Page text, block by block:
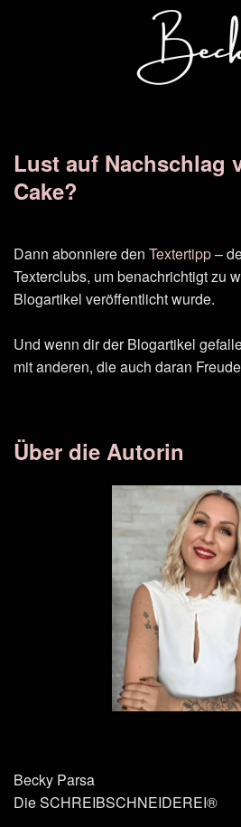
Lust auf Nachschlag
Cake?
Dann abonniere den Textertipp–
Texterclubs, um benachrichtigt zu
Blogartikel veröffentlicht wurde.
Und wenn dir der Blogartikel
mit anderen, die auch daran
Über die Autorin
Becky Parsa
Die SCHREIBSCHNEIDEREI®